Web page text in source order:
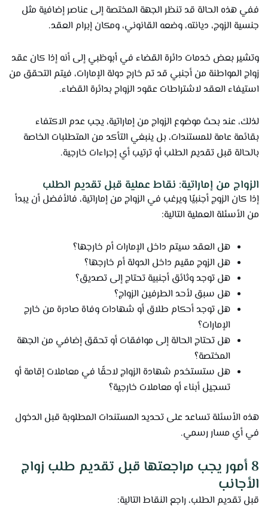
ففي هذه الحالة قد تنظر الجهة المختصة إلى عناصر إضافية مثل
جنسية الزوج، ديانته، وضعه القانوني، ومكان إبرام العقد.
وتشير بعض خدمات دائرة القضاء في أبوظبي إلى أنه إذا كان عقد
زواج المواطنة من أجنبي قد تم خارج دولة الإمارات، فيتم التحقق من
استيفاء العقد لاشتراطات عقود الزواج بدائرة القضاء.
لذلك، عند بحث موضوع الزواج من إماراتية، يجب عدم الاكتفاء
بقائمة عامة للمستندات، بل ينبغي التأكد من المتطلبات الخاصة
بالحالة قبل تقديم الطلب أو ترتيب أي إجراءات خارجية.
الزواج من إماراتية: نقاط عملية قبل تقديم الطلب
إذا كان الزوج أجنبيًا ويرغب في الزواج من إماراتية، فالأفضل أن يبدأ
من الأسئلة العملية التالية:
هل العقد سيتم داخل الإمارات أم خارجها؟
هل الزوج مقيم داخل الدولة أم خارجها؟
هل توجد وثائق أجنبية تحتاج إلى تصديق؟
هل سبق لأحد الطرفين الزواج؟
هل توجد أحكام طلاق أو شهادات وفاة صادرة من خارج
الإمارات؟
هل تحتاج الحالة إلى موافقات أو تحقق إضافي من الجهة
المختصة؟
هل ستستخدم شهادة الزواج لاحقًا في معاملات إقامة أو
تسجيل أبناء أو معاملات خارجية؟
هذه الأسئلة تساعد على تحديد المستندات المطلوبة قبل الدخول
في أي مسار رسمي.
8 أمور يجب مراجعتها قبل تقديم طلب زواج
الأجانب
قبل تقديم الطلب، راجع النقاط التالية: